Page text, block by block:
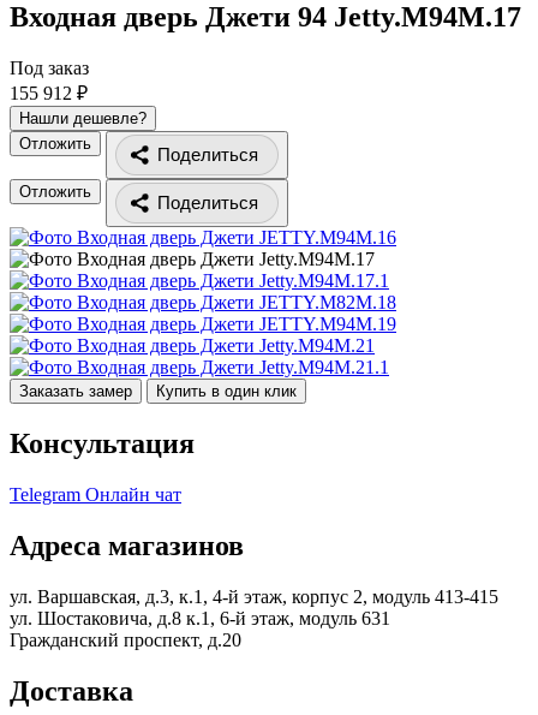
Входная дверь Джети 94 Jetty.M94M.17
Под заказ
155 912 ₽
Нашли дешевле?
Отложить
Поделиться
Отложить
Поделиться
Заказать замер Купить в один клик
Консультация
Telegram Онлайн чат
Адреса магазинов
ул. Варшавская, д.3, к.1, 4-й этаж, корпус 2, модуль 413-415
ул. Шостаковича, д.8 к.1, 6-й этаж, модуль 631
Гражданский проспект, д.20
Доставка